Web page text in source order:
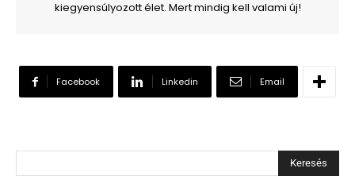
kiegyensúlyozott élet. Mert mindig kell valami új!
Facebook Linkedin Email
Keresés